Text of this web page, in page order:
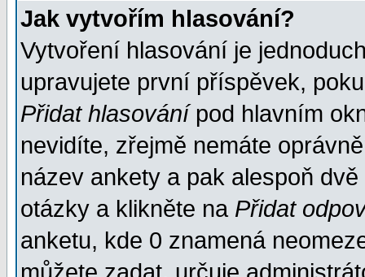
Jak vytvořím hlasování?
Vytvoření hlasování je
upravujete první příspěvek,
Přidat hlasovánípod hlavním
nevidíte, zřejmě nemáte
název ankety a pak alespoň
otázky a klikněte na Přidat
anketu, kde 0 znamená